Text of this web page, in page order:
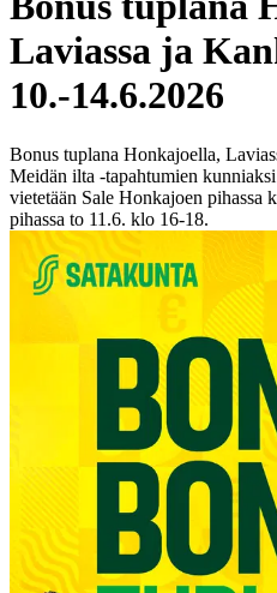
Laviassa ja
10.-14.6.2026
Bonus tuplana Honkajoella,
Meidän ilta -tapahtumien
vietetään Sale Honkajoen pihassa
pihassa to 11.6. klo 16-18.